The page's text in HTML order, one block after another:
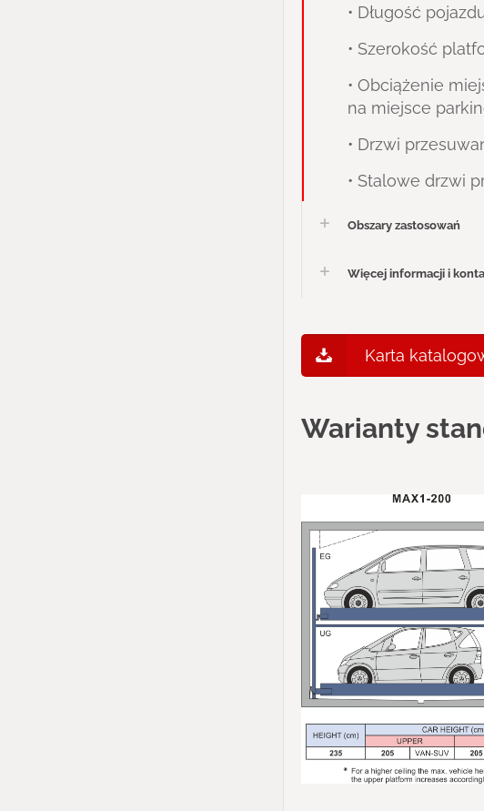
• Długość
• Szerokość
• Obciążenie
na miejsce
• Drzwi
• Stalowe drzwi
Obszary zastosowań
Więcej informacji i
Karta
Warianty